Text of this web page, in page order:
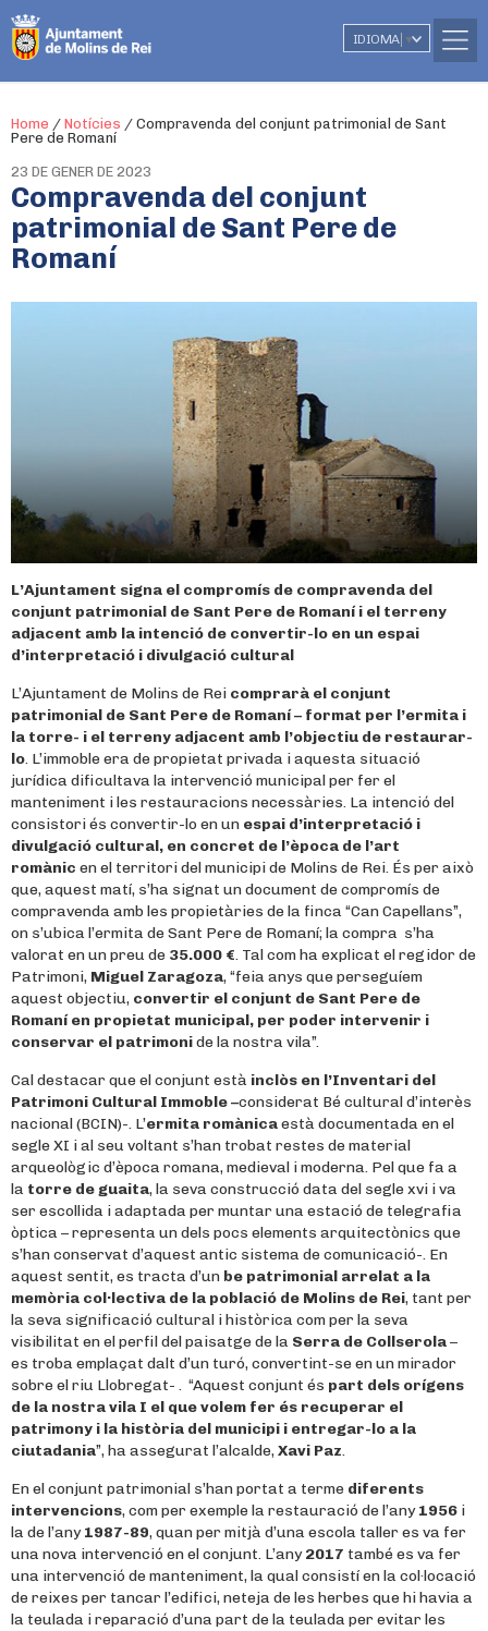
IDIOMA ▼
Home / Notícies / Compravenda del conjunt patrimonial de Sant
Pere de Romaní
23 DE GENER DE 2023
Compravenda del conjunt
patrimonial de Sant Pere de
Romaní
L’Ajuntament signa el compromís de compravenda del
conjunt patrimonial de Sant Pere de Romaní i el terreny
adjacent amb la intenció de convertir-lo en un espai
d’interpretació i divulgació cultural
L’Ajuntament de Molins de Rei comprarà el conjunt
patrimonial de Sant Pere de Romaní – format per l’ermita i
la torre- i el terreny adjacent amb l’objectiu de restaurar-
lo. L’immoble era de propietat privada i aquesta situació
jurídica dificultava la intervenció municipal per fer el
manteniment i les restauracions necessàries. La intenció del
consistori és convertir-lo en un espai d’interpretació i
divulgació cultural, en concret de l’època de l’art
romànic en el territori del municipi de Molins de Rei. És per això
que, aquest matí, s’ha signat un document de compromís de
compravenda amb les propietàries de la finca “Can Capellans”,
on s’ubica l’ermita de Sant Pere de Romaní; la compra s’ha
valorat en un preu de 35.000 €. Tal com ha explicat el regidor de
Patrimoni, Miguel Zaragoza, “feia anys que perseguíem
aquest objectiu, convertir el conjunt de Sant Pere de
Romaní en propietat municipal, per poder intervenir i
conservar el patrimonide la nostra vila”.
Cal destacar que el conjunt està inclòs en l’Inventari del
Patrimoni Cultural Immoble –considerat Bé cultural d’interès
nacional (BCIN)-. L’ermita romànicaestà documentada en el
segle XI i al seu voltant s’han trobat restes de material
arqueològic d’època romana, medieval i moderna. Pel que fa a
la torre de guaita, la seva construcció data del segle xvi i va
ser escollida i adaptada per muntar una estació de telegrafia
òptica – representa un dels pocs elements arquitectònics que
s’han conservat d’aquest antic sistema de comunicació-. En
aquest sentit, es tracta d’un be patrimonial arrelat a la
memòria col·lectiva de la població de Molins de Rei, tant per
la seva significació cultural i històrica com per la seva
visibilitat en el perfil del paisatge de la Serra de Collserola–
es troba emplaçat dalt d’un turó, convertint-se en un mirador
sobre el riu Llobregat- . “Aquest conjunt és part dels orígens
de la nostra vila I el que volem fer és recuperar el
patrimony i la història del municipi i entregar-lo a la
ciutadania”, ha assegurat l’alcalde,Xavi Paz.
En el conjunt patrimonial s’han portat a terme diferents
intervencions, com per exemple la restauració de l’any1956 i
la de l’any1987-89, quan per mitjà d’una escola taller es va fer
una nova intervenció en el conjunt. L’any2017 també es va fer
una intervenció de manteniment, la qual consistí en la col·locació
de reixes per tancar l’edifici, neteja de les herbes que hi havia a
la teulada i reparació d’una part de la teulada per evitar les